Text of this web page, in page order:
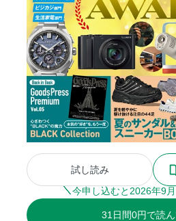
試し読み
今申し込むと 2026年9月
31 日間0円で読